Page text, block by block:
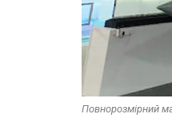
Повнорозмірний